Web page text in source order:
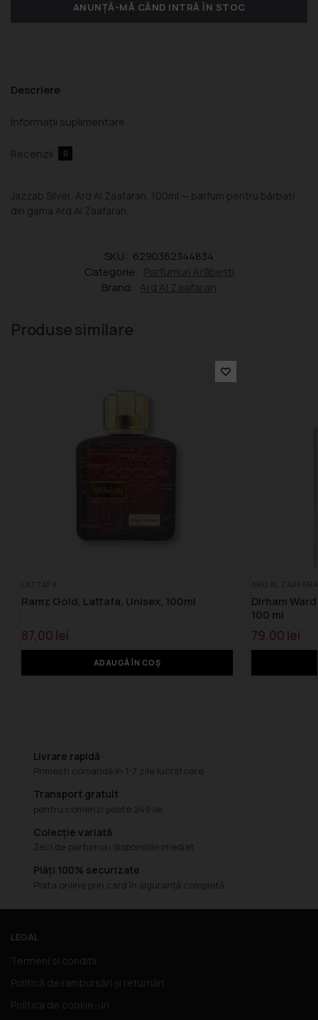
ANUNȚĂ-MĂ CÂND INTRĂ ÎN STOC
Descriere
Informații suplimentare
Recenzii 0
Jazzab Silver, Ard Al Zaafaran, 100ml — parfum pentru bărbați
din gama Ard Al Zaafaran.
SKU: 6290362344834
Categorie: Parfumuri Arăbești
Brand: Ard Al Zaafaran
Produse similare
Ramz Gold, Lattafa, Unisex, 100ml
87,00 lei
ADAUGĂ ÎN COȘ
Dirham
100 ml
79,00 lei
Livrare rapidă
Primești comandă în 1-7 zile lucrătoare
Transport gratuit
pentru comenzi peste 249 lei
Colecție variată
Zeci de parfumuri disponibile imediat
Plăți 100% securizate
Plata online prin card în siguranță completă
LEGAL
Termeni si conditii
Politică de rambursări și returnări
Politica de cookie-uri